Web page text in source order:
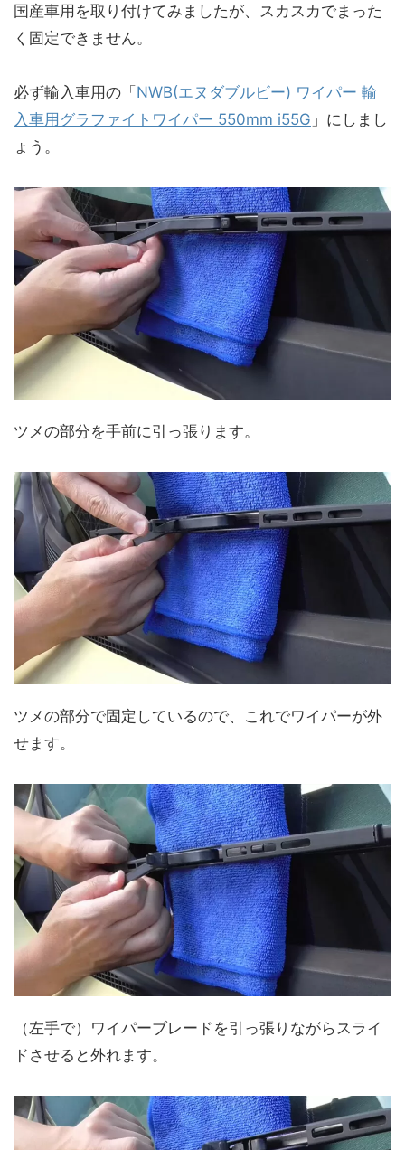
国産車用を取り付けてみましたが、スカスカでまった
く固定できません。
必ず輸入車用の「NWB(エヌダブルビー) ワイパー 輸
入車用グラファイトワイパー 550mm i55G 」にしまし
ょう。
ツメの部分を手前に引っ張ります。
ツメの部分で固定しているので、これでワイパーが外
せます。
（左手で）ワイパーブレードを引っ張りながらスライ
ドさせると外れます。